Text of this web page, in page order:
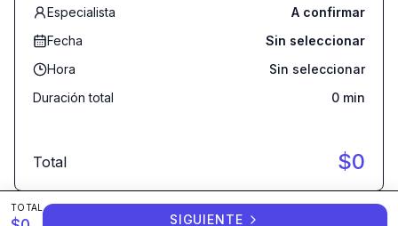
Especialista
A confirmar
Fecha
Sin seleccionar
Hora
Sin seleccionar
Duración total
0 min
Total $0
TOTAL
SIGUIENTE